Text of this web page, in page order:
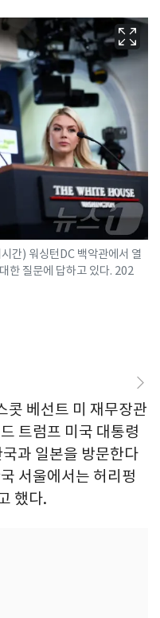
간) 워싱턴DC 백악관에서 열
한 질문에 답하고 있다. 202
콧 베선트 미 재무장관
트럼프 미국 대통령
과 일본을 방문한다
서울에서는 허리펑
했다.